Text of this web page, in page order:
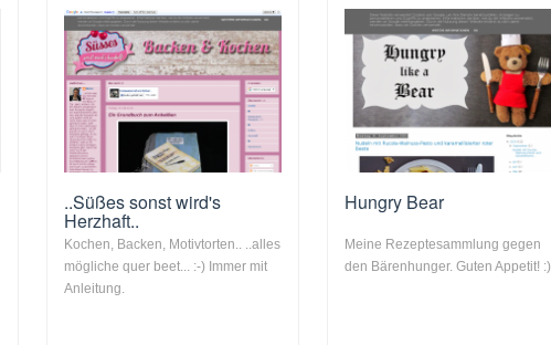
..Süßes sonst wird's
Herzhaft..
Kochen, Backen, Motivtorten.. ..alles
mögliche quer beet... :-) Immer mit
Anleitung.
Hungry Bear
Meine Rezeptesammlung gegen
den Bärenhunger. Guten Appetit! :)